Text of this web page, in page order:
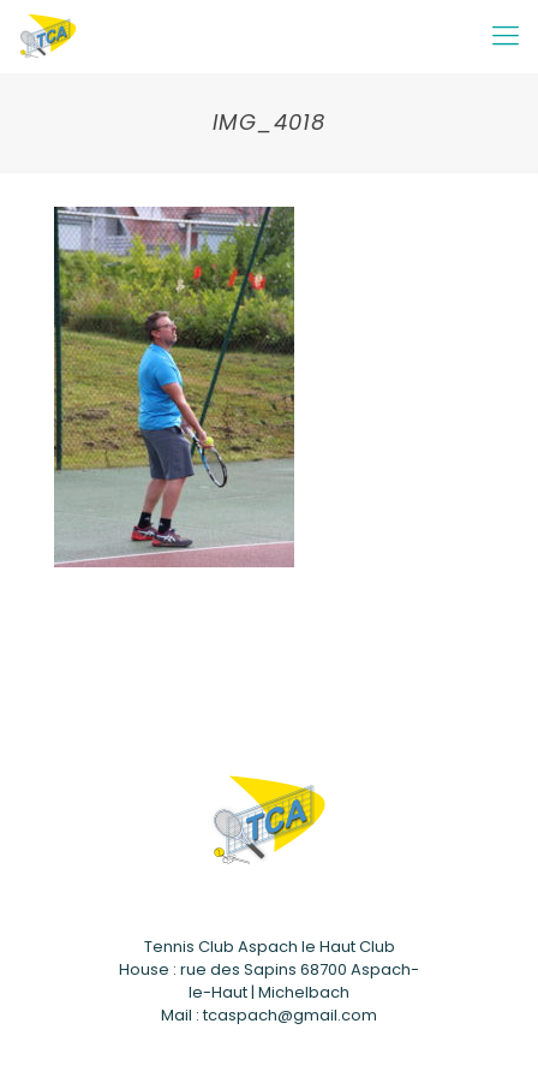
IMG_4018
Tennis Club Aspach le Haut Club
House : rue des Sapins 68700 Aspach-
le-Haut | Michelbach
Mail : tcaspach@gmail.com